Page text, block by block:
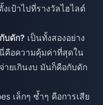
เป้าไปที่รางวัลไฮไลต์
บดัก? เป็นทั้งสองอย่าง
คือความคุ้มค่าที่สุดใน
ยเกินงบ มันก็คือกับดัก
เล็กๆ ซ้ำๆ คือการเสีย